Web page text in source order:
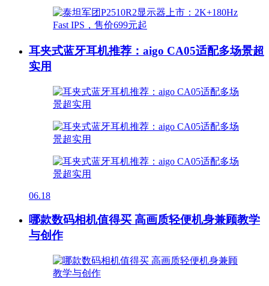
耳夹式蓝牙耳机推荐：aigo CA05适配多场景超
实用
06.18
哪款数码相机值得买 高画质轻便机身兼顾教学
与创作